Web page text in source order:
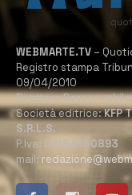
WEBMARTE.TV –
Registro stampa
09/04/2010
Direttore
Società editrice:KFP
S.R.L.S.
P.Iva: 02184950893
mail: